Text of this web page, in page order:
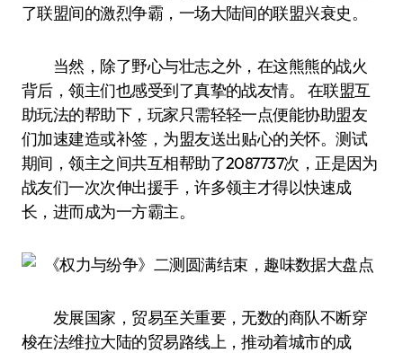
了联盟间的激烈争霸，一场大陆间的联盟兴衰史。
当然，除了野心与壮志之外，在这熊熊的战火
背后，领主们也感受到了真挚的战友情。 在联盟互
助玩法的帮助下，玩家只需轻轻一点便能协助盟友
们加速建造或补签，为盟友送出贴心的关怀。测试
期间，领主之间共互相帮助了2087737次，正是因为
战友们一次次伸出援手，许多领主才得以快速成
长，进而成为一方霸主。
发展国家，贸易至关重要，无数的商队不断穿
梭在法维拉大陆的贸易路线上，推动着城市的成